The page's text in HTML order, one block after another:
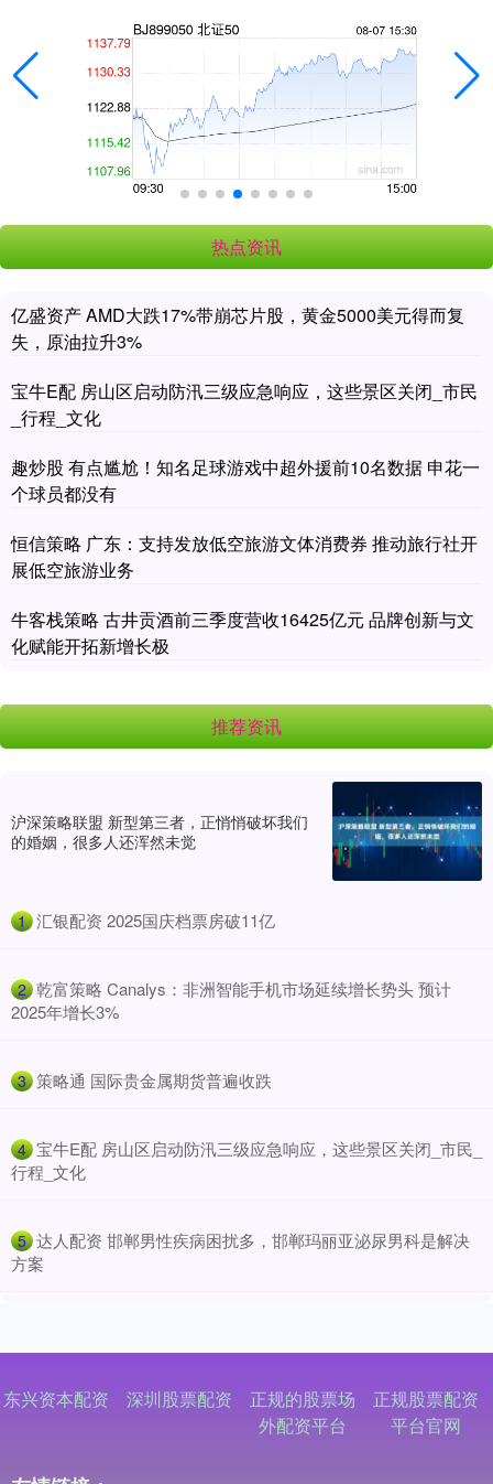
热点资讯
亿盛资产 AMD大跌17%带崩芯片股，黄金5000美元得而复
失，原油拉升3%
宝牛E配 房山区启动防汛三级应急响应，这些景区关闭_市民
_行程_文化
趣炒股 有点尴尬！知名足球游戏中超外援前10名数据 申花一
个球员都没有
恒信策略 广东：支持发放低空旅游文体消费券 推动旅行社开
展低空旅游业务
牛客栈策略 古井贡酒前三季度营收16425亿元 品牌创新与文
化赋能开拓新增长极
推荐资讯
沪深策略联盟 新型第三者，正悄悄破坏我们
的婚姻，很多人还浑然未觉
1 ​汇银配资 2025国庆档票房破11亿
2 ​乾富策略 Canalys：非洲智能手机市场延续增长势头 预计
2025年增长3%
3 ​策略通 国际贵金属期货普遍收跌
4 ​宝牛E配 房山区启动防汛三级应急响应，这些景区关闭_市民_
行程_文化
5 ​达人配资 邯郸男性疾病困扰多，邯郸玛丽亚泌尿男科是解决
方案
东兴资本配资 深圳股票配资
正规的股票场
外配资平台
正规股票配资
平台官网